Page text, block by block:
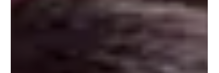
comunica no sólo a través de la palabra sino también, a través